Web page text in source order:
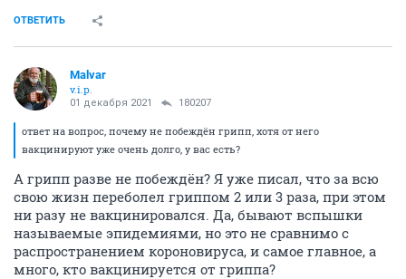
ОТВЕТИТЬ
Malvar
v.i.p.
01 декабря 2021 180207
ответ на вопрос, почему не побеждён грипп, хотя от него
вакцинируют уже очень долго, у вас есть?
А грипп разве не побеждён? Я уже писал, что за всю
свою жизн переболел гриппом 2 или 3 раза, при этом
ни разу не вакцинировался. Да, бывают вспышки
называемые эпидемиями, но это не сравнимо с
распространением короновируса, и самое главное, а
много, кто вакцинируется от гриппа?